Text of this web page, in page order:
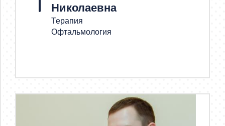
Николаевна
Терапия
Офтальмология